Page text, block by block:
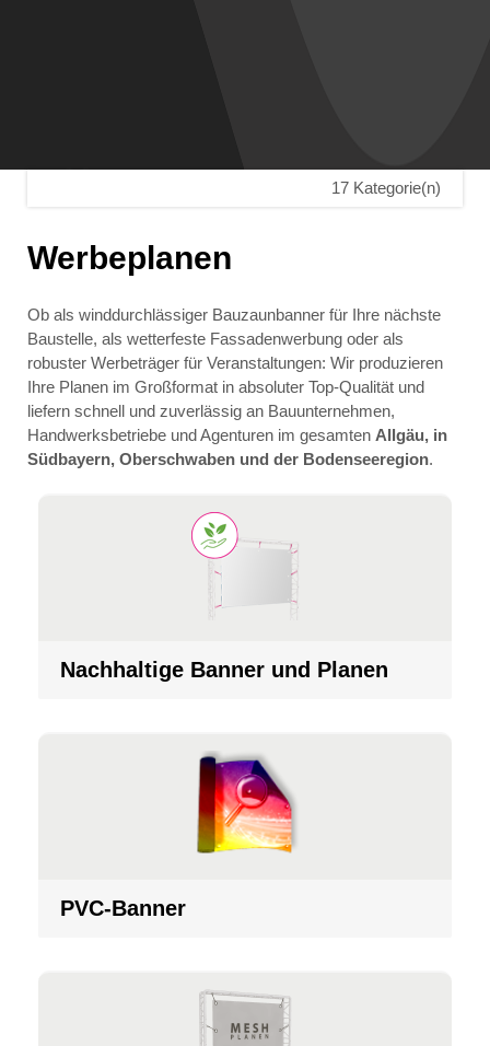
17 Kategorie(n)
Werbeplanen
Ob als winddurchlässiger Bauzaunbanner für Ihre nächste
Baustelle, als wetterfeste Fassadenwerbung oder als
robuster Werbeträger für Veranstaltungen: Wir produzieren
Ihre Planen im Großformat in absoluter Top-Qualität und
liefern schnell und zuverlässig an Bauunternehmen,
Handwerksbetriebe und Agenturen im gesamten Allgäu, in
Südbayern, Oberschwaben und der Bodenseeregion.
Nachhaltige Banner und Planen
PVC-Banner